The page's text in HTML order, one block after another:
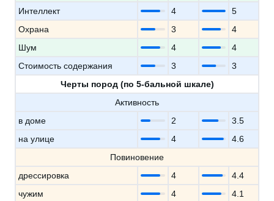
Интеллект
4
5
Охрана
3
4
Шум
4
4
Стоимость содержания
3
3
Черты пород (по 5-бальной шкале)
Активность
в доме
2
3.5
на улице
4
4.6
Повиновение
дрессировка
4
4.4
чужим
4
4.1